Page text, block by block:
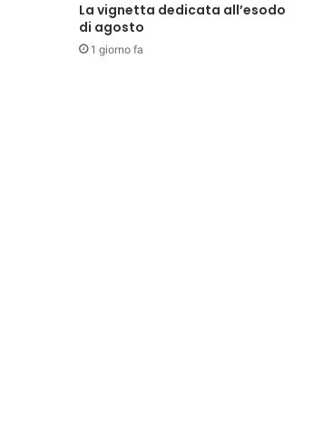
La vignetta dedicata all’esodo
di agosto
1 giorno fa